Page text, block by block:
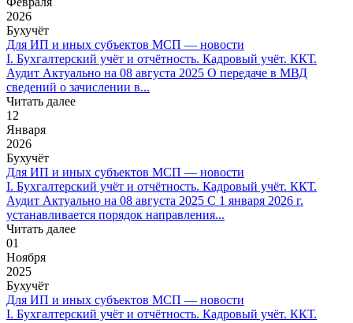
2026
Бухучёт
Для ИП и иных субъектов МСП — новости
I. Бухгалтерский учёт и отчётность. Кадровый учёт. ККТ.
Аудит Актуально на 08 августа 2025 О передаче в МВД
сведений о зачислении в...
Читать далее
12
Января
2026
Бухучёт
Для ИП и иных субъектов МСП — новости
I. Бухгалтерский учёт и отчётность. Кадровый учёт. ККТ.
Аудит Актуально на 08 августа 2025 С 1 января 2026 г.
устанавливается порядок направления...
Читать далее
01
Ноября
2025
Бухучёт
Для ИП и иных субъектов МСП — новости
I. Бухгалтерский учёт и отчётность. Кадровый учёт. ККТ.